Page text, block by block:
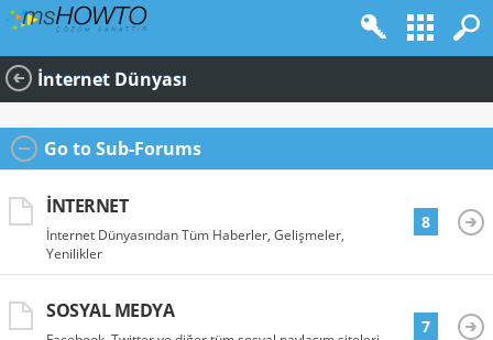
İnternet Dünyası
Go to Sub-Forums
İNTERNET
İnternet Dünyasından Tüm Haberler, Gelişmeler,
Yenilikler
8
SOSYAL MEDYA
7